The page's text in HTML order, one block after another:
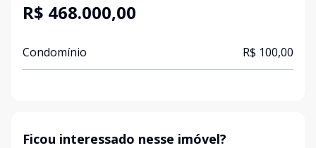
R$ 468.000,00
Condomínio R$ 100,00
Ficou interessado nesse imóvel?